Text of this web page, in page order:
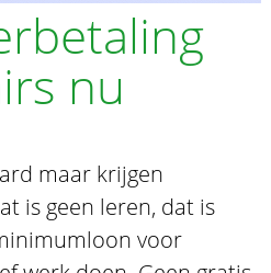
nu
maar krijgen
is geen leren, dat is
voor